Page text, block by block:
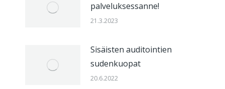
palveluksessanne!
21.3.2023
Sisäisten auditointien
sudenkuopat
20.6.2022